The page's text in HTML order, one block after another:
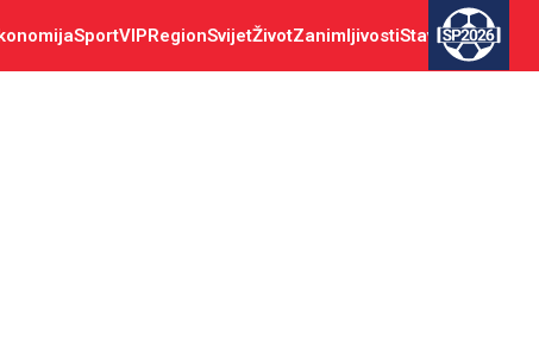
SportVIPRegionSvijetŽivotZanimljivostiStav SP2026